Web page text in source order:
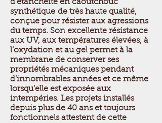
d’étanchéité en caoutchouc
synthétique de très haute qualité,
conçue pour résister aux agressions
du temps. Son excellente résistance
aux UV, aux températures élevées, à
l’oxydation et au gel permet à la
membrane de conserver ses
propriétés mécaniques pendant
d’innombrables années et ce même
lorsqu’elle est exposée aux
intempéries. Les projets installés
depuis plus de 40 ans et toujours
fonctionnels attestent de cette